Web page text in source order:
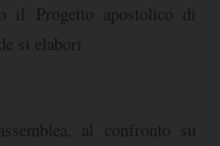
il Progetto apostolico di
si elabori
al confronto su